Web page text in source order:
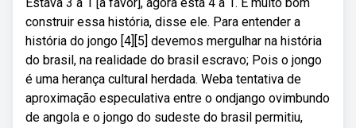
construir essa história, disse ele. Para entender a
história do jongo [4][5] devemos mergulhar na história
do brasil, na realidade do brasil escravo; Pois o jongo
é uma herança cultural herdada. Weba tentativa de
aproximação especulativa entre o ondjango ovimbundo
de angola e o jongo do sudeste do brasil permitiu,